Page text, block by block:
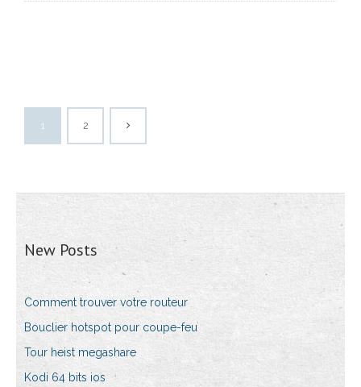
1 2
New Posts
Comment trouver votre routeur
Bouclier hotspot pour coupe-feu
Tour heist megashare
Kodi 64 bits ios